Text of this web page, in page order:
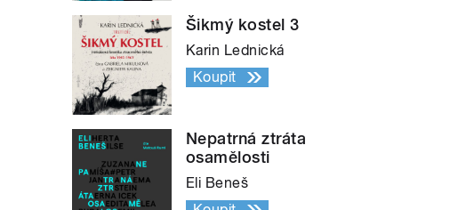
Šikmý kostel 3
Karin Lednická
Koupit
Nepatrná ztráta
osamělosti
Eli Beneš